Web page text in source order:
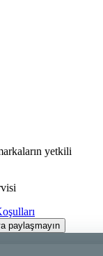
yetkili
paylaşmayın